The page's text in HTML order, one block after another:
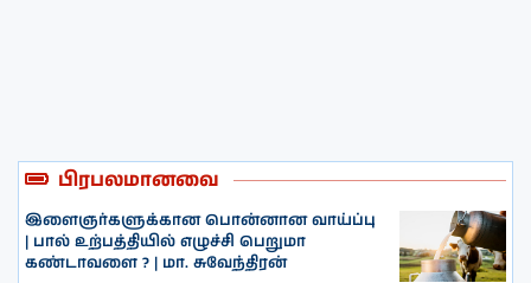
பிரபலமானவை
இளைஞர்களுக்கான பொன்னான வாய்ப்பு
| பால் உற்பத்தியில் எழுச்சி பெறுமா
கண்டாவளை ? | மா. சுவேந்திரன்